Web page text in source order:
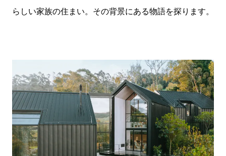
らしい家族の住まい。その背景にある物語を探ります。